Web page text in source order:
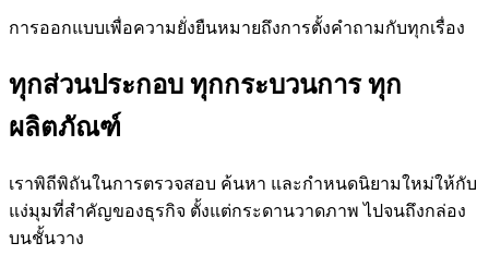
การออกแบบเพื่อความยั่งยืนหมายถึงการตั้งคำถามกับทุกเรื่อง
ทุกส่วนประกอบ ทุกกระบวนการ ทุก
ผลิตภัณฑ์
เราพิถีพิถันในการตรวจสอบ ค้นหา และกำหนดนิยามใหม่ให้กับ
แง่มุมที่สำคัญของธุรกิจ ตั้งแต่กระดานวาดภาพ ไปจนถึงกล่อง
บนชั้นวาง